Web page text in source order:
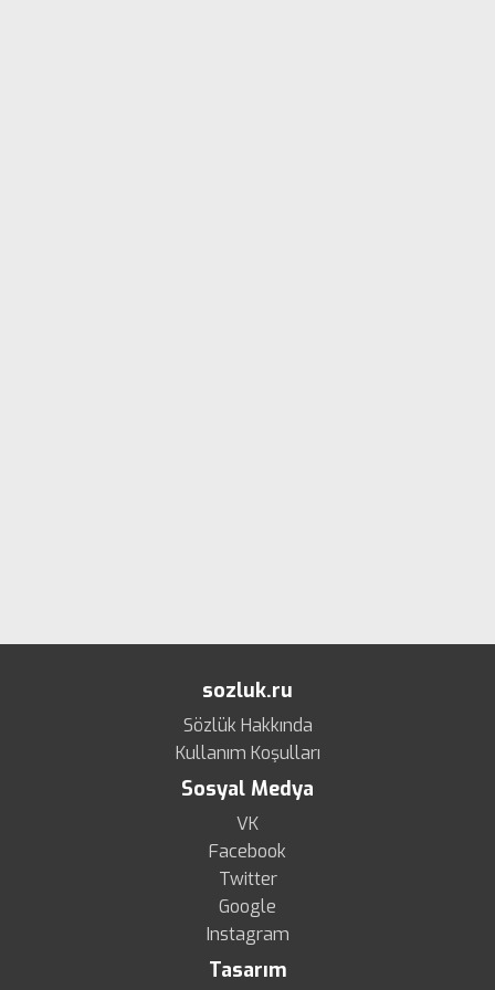
sozluk.ru
Sözlük Hakkında
Kullanım Koşulları
Sosyal Medya
VK
Facebook
Twitter
Google
Instagram
Tasarım